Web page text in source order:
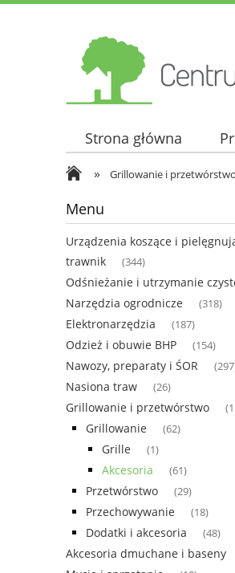
Strona główna
» Grillowanie i przetwórstwo
Menu
Urządzenia koszące i
trawnik
(344)
Odśnieżanie i utrzymanie
Narzędzia ogrodnicze (318)
Elektronarzędzia (187)
Odzież i obuwie BHP (154)
Nawozy, preparaty i ŚOR
Nasiona traw (26)
Grillowanie i przetwórstwo
Grillowanie (62)
Grille (1)
Akcesoria (61)
Przetwórstwo (29)
Przechowywanie (18)
Dodatki i akcesoria (48)
Akcesoria dmuchane i baseny